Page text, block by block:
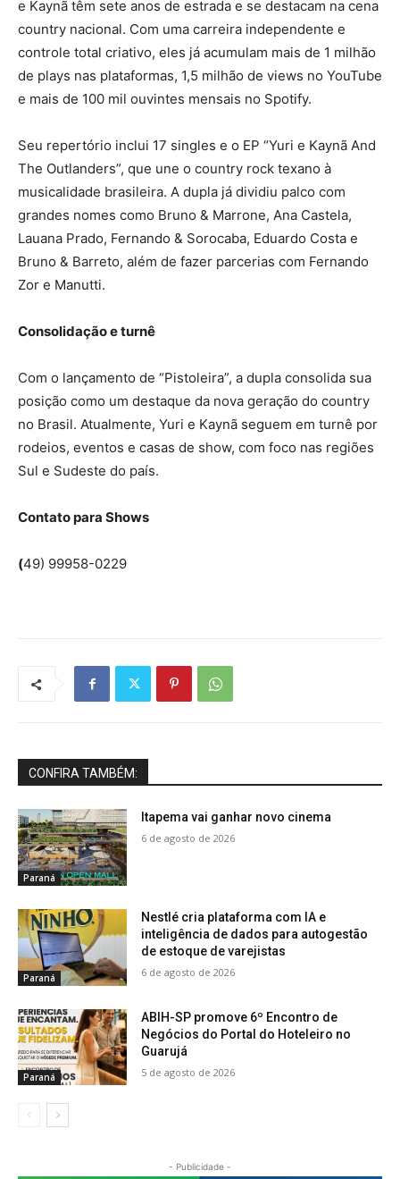
e Kaynã têm sete anos de estrada e se destacam na cena
country nacional. Com uma carreira independente e
controle total criativo, eles já acumulam mais de 1 milhão
de plays nas plataformas, 1,5 milhão de views no YouTube
e mais de 100 mil ouvintes mensais no Spotify.
Seu repertório inclui 17 singles e o EP “Yuri e Kaynã And
The Outlanders”, que une o country rock texano à
musicalidade brasileira. A dupla já dividiu palco com
grandes nomes como Bruno & Marrone, Ana Castela,
Lauana Prado, Fernando & Sorocaba, Eduardo Costa e
Bruno & Barreto, além de fazer parcerias com Fernando
Zor e Manutti.
Consolidação e turnê
Com o lançamento de “Pistoleira”, a dupla consolida sua
posição como um destaque da nova geração do country
no Brasil. Atualmente, Yuri e Kaynã seguem em turnê por
rodeios, eventos e casas de show, com foco nas regiões
Sul e Sudeste do país.
Contato para Shows
(49) 99958-0229
CONFIRA TAMBÉM:
Paraná
Itapema vai ganhar novo cinema
6 de agosto de 2026
Paraná
Nestlé cria plataforma com IA e
inteligência de dados para autogestão
de estoque de varejistas
6 de agosto de 2026
Paraná
ABIH-SP promove 6º Encontro de
Negócios do Portal do Hoteleiro no
Guarujá
5 de agosto de 2026
- Publicidade -